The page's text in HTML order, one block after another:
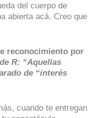
del cuerpo de
abierta acá. Creo que
reconocimiento por
R: “Aquellas
de “interés
cuando te entregan